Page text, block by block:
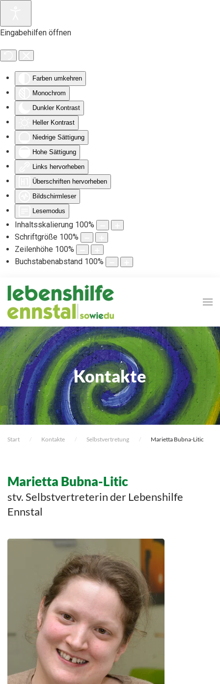
Eingabehilfen öffnen
Farben umkehren
Monochrom
Dunkler Kontrast
Heller Kontrast
Niedrige Sättigung
Hohe Sättigung
Links hervorheben
Überschriften hervorheben
Bildschirmleser
Lesemodus
Inhaltsskalierung 100%
Schriftgröße 100%
Zeilenhöhe 100%
Buchstabenabstand 100%
Zum Hauptinhalt springen
Kontakte
Start Kontakte Selbstvertretung Marietta Bubna-Litic
Marietta Bubna-Litic
stv. Selbstvertreterin der Lebenshilfe
Ennstal